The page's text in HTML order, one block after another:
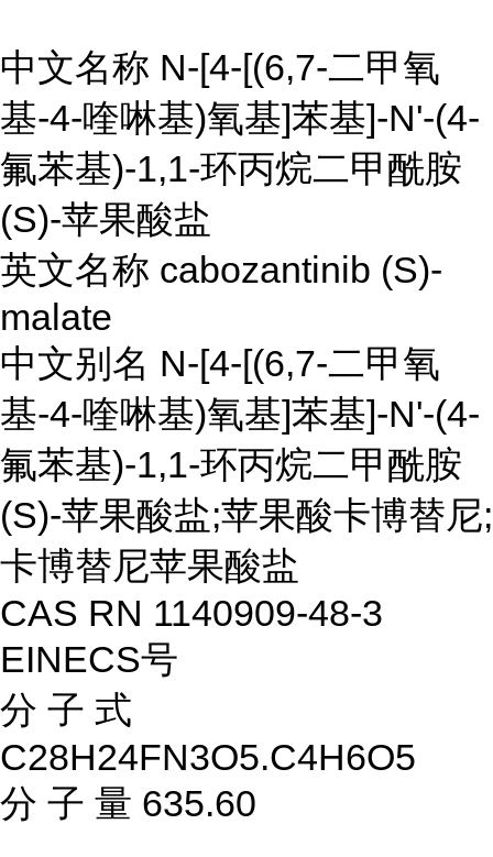
中文名称 N-[4-[(6,7-二甲氧
基-4-喹啉基)氧基]苯基]-N'-(4-
氟苯基)-1,1-环丙烷二甲酰胺
(S)-苹果酸盐
英文名称 cabozantinib (S)-
malate
中文别名 N-[4-[(6,7-二甲氧
基-4-喹啉基)氧基]苯基]-N'-(4-
氟苯基)-1,1-环丙烷二甲酰胺
(S)-苹果酸盐;苹果酸卡博替尼;
卡博替尼苹果酸盐
CAS RN 1140909-48-3
EINECS号
分 子 式
C28H24FN3O5.C4H6O5
分 子 量 635.60